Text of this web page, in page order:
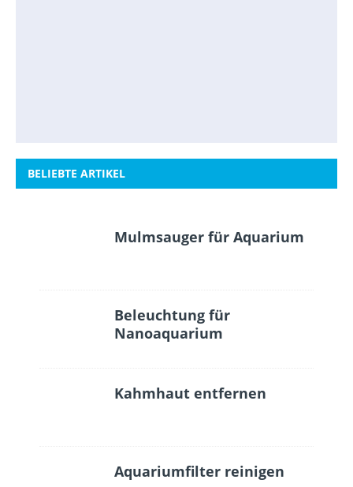
BELIEBTE ARTIKEL
Mulmsauger für Aquarium
Beleuchtung für
Nanoaquarium
Kahmhaut entfernen
Aquariumfilter reinigen